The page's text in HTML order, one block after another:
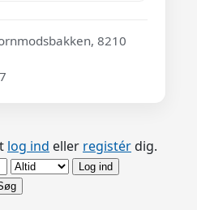
8210
log ind eller registérdig.